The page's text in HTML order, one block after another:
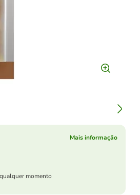
Mais informação
momento